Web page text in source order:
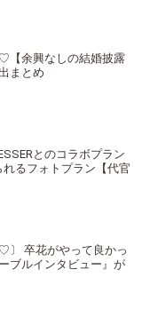
【余興なしの結婚披露
まとめ
とのコラボプラン
るフォトプラン【代官
〕 卒花がやって良かっ
ブルインタビュー』が